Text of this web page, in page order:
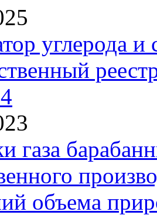
углерода
газа
объема